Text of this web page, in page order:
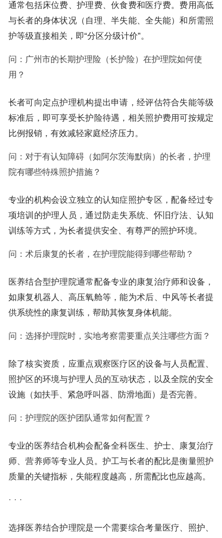
通常包括床位费、护理费、伙食费和医疗费。费用高低
与长者的身体状况（自理、半失能、全失能）和所需照
护等级直接相关，即“分区分级计价”。
问：广州市的长期护理险（长护险）在护理院如何使
用？
长者可向定点护理机构提出申请，经评估符合失能等级
标准后，即可享受长护险待遇，相关照护费用可按规定
比例报销，有效减轻家庭经济压力。
问：对于有认知障碍（如阿尔茨海默病）的长者，护理
院有哪些特殊照护措施？
专业的机构会设立独立的认知症照护专区，配备经过专
项培训的护理人员，通过防走失系统、怀旧疗法、认知
训练等方式，为长者提供安全、有尊严的照护环境。
问：术后康复的长者，在护理院能得到哪些帮助？
医养结合型护理院通常配备专业的康复治疗师和设备，
如康复机器人、高压氧舱等，能为术后、中风等长者提
供系统性的康复训练，帮助其恢复身体机能。
问：选择护理院时，实地考察需要重点关注哪些方面？
除了核实资质，应重点观察医疗区的设备与人员配置、
照护区的环境与护理人员的互动状态，以及全院的安全
设施（如扶手、紧急呼叫器、防滑地面）是否完善。
问：护理院的医护团队通常如何配置？
专业的医养结合机构会配备全科医生、护士、康复治疗
师、营养师等专业人员。护工与长者的配比是衡量照护
质量的关键指标，失能程度越高，所需配比也应越高。
· · ·
选择医养结合护理院是一个需要综合考量医疗、照护、